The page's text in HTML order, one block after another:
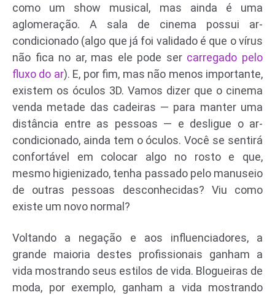
como um show musical, mas ainda é uma
aglomeração. A sala de cinema possui ar-
condicionado (algo que já foi validado é que o vírus
não fica no ar, mas ele pode ser carregado pelo
fluxo do ar). E, por fim, mas não menos importante,
existem os óculos 3D. Vamos dizer que o cinema
venda metade das cadeiras — para manter uma
distância entre as pessoas — e desligue o ar-
condicionado, ainda tem o óculos. Você se sentirá
confortável em colocar algo no rosto e que,
mesmo higienizado, tenha passado pelo manuseio
de outras pessoas desconhecidas? Viu como
existe um novo normal?
Voltando a negação e aos influenciadores, a
grande maioria destes profissionais ganham a
vida mostrando seus estilos de vida. Blogueiras de
moda, por exemplo, ganham a vida mostrando